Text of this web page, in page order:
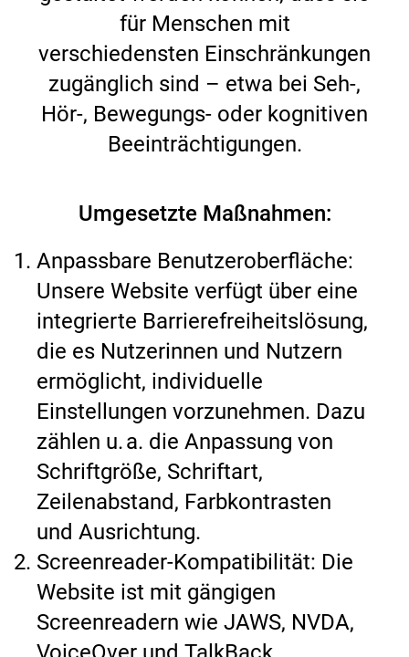
für Menschen mit
verschiedensten Einschränkungen
zugänglich sind – etwa bei Seh-,
Hör-, Bewegungs- oder kognitiven
Beeinträchtigungen.
Umgesetzte Maßnahmen:
Anpassbare Benutzeroberfläche:
Unsere Website verfügt über eine
integrierte Barrierefreiheitslösung,
die es Nutzerinnen und Nutzern
ermöglicht, individuelle
Einstellungen vorzunehmen. Dazu
zählen u. a. die Anpassung von
Schriftgröße, Schriftart,
Zeilenabstand, Farbkontrasten
und Ausrichtung.
Screenreader-Kompatibilität: Die
Website ist mit gängigen
Screenreadern wie JAWS, NVDA,